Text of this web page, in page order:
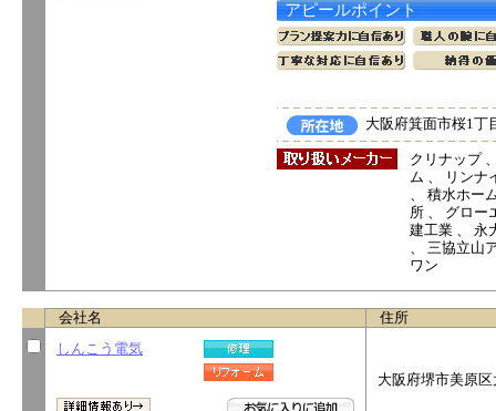
アピールポイント
大阪府箕面市桜1丁
クリナップ
ム 、 リンナ
、 積水ホー
所 、 グロー
建工業 、 永
、 三協立山
ワン
会社名
住所
しんこう電気
大阪府堺市美原